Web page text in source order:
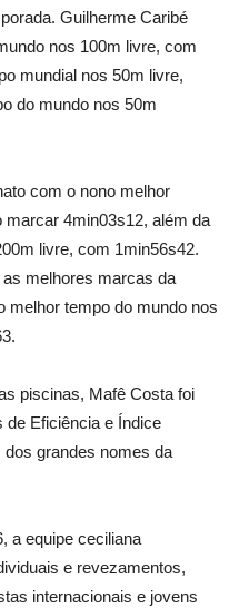
Guilherme Caribé
nos 100m livre, com
mundial nos 50m livre,
do mundo nos 50m
com o nono melhor
4min03s12, além da
livre, com 1min56s42.
melhores marcas da
melhor tempo do mundo nos
piscinas, Mafê Costa foi
de Eficiência e Índice
grandes nomes da
a equipe ceciliana
e revezamentos,
internacionais e jovens